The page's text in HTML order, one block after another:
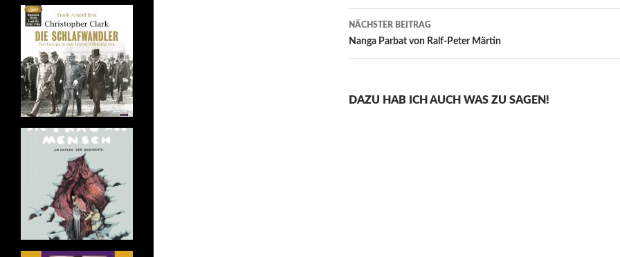
NÄCHSTER BEITRAG
Nanga Parbat von Ralf-Peter Märtin
DAZU HAB ICH AUCH WAS ZU SAGEN!